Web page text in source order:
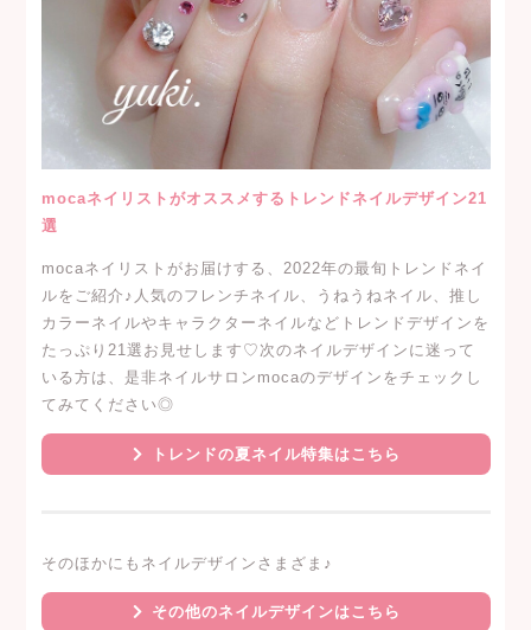
mocaネイリストがオススメするトレンドネイルデザイン21
選
mocaネイリストがお届けする、2022年の最旬トレンドネイ
ルをご紹介♪人気のフレンチネイル、うねうねネイル、推し
カラーネイルやキャラクターネイルなどトレンドデザインを
たっぷり21選お見せします♡次のネイルデザインに迷って
いる方は、是非ネイルサロンmocaのデザインをチェックし
てみてください◎
トレンドの夏ネイル特集はこちら
そのほかにもネイルデザインさまざま♪
その他のネイルデザインはこちら